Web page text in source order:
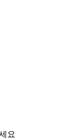
요